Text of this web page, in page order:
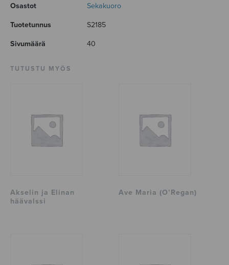
Osastot Sekakuoro
Tuotetunnus S2185
Sivumäärä 40
TUTUSTU MYÖS
Akselin ja Elinan
häävalssi
Ave Maria (O’Regan)